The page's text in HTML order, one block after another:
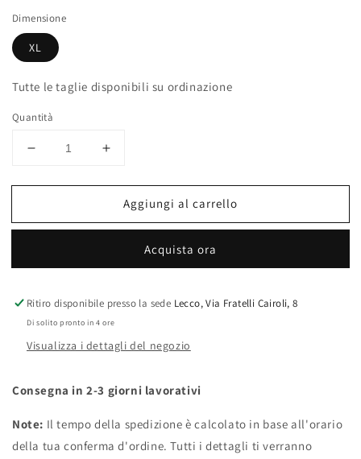
Dimensione
XL
Tutte le taglie disponibili su ordinazione
Quantità
Diminuisci
per
X
Aumenta
per
Project
X
Denim
Aggiungi al carrello
Acquista ora
Ritiro disponibile presso la sede Lecco, Via Fratelli Cairoli, 8
Di solito pronto in 4 ore
Visualizza i dettagli del negozio
Consegna in 2-3 giorni lavorativi
Note: Il tempo della spedizione è calcolato in base all'orario
della tua conferma d'ordine. Tutti i dettagli ti verranno